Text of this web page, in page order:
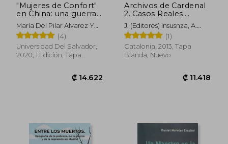
"Mujeres de Confort"
en China: una guerra
íntima
María Del Pilar Alvarez Y
Chen Lifei
(4)
Universidad Del Salvador,
2020, 1 Edición, Tapa
Archivos de Cardenal
2. Casos Reales.
Incluye dvd
J. (Editores) Insusnza, A.
Ortega
(1)
Catalonia, 2013, Tapa
Blanda, Nuevo